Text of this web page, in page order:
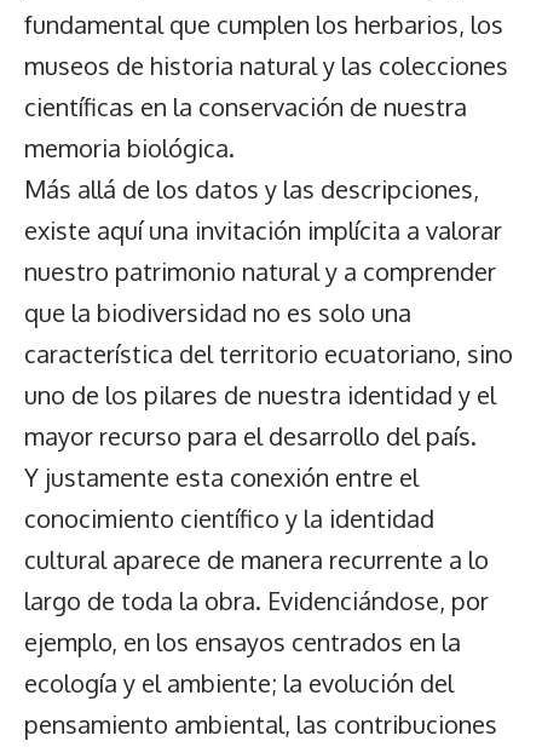
fundamental que cumplen los herbarios, los
museos de historia natural y las colecciones
científicas en la conservación de nuestra
memoria biológica.
Más allá de los datos y las descripciones,
existe aquí una invitación implícita a valorar
nuestro patrimonio natural y a comprender
que la biodiversidad no es solo una
característica del territorio ecuatoriano, sino
uno de los pilares de nuestra identidad y el
mayor recurso para el desarrollo del país.
Y justamente esta conexión entre el
conocimiento científico y la identidad
cultural aparece de manera recurrente a lo
largo de toda la obra. Evidenciándose, por
ejemplo, en los ensayos centrados en la
ecología y el ambiente; la evolución del
pensamiento ambiental, las contribuciones